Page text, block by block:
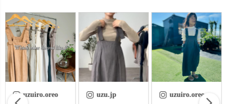
uzu.jp
uzuiro.oreo
uzuiro.oreo